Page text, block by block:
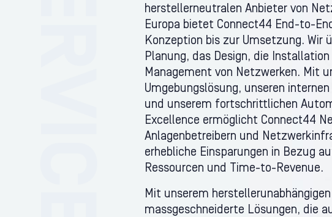
herstellerneutralen Anbieter von
Europa bietet Connect44 End-to-
Konzeption bis zur Umsetzung. Wir
Planung, das Design, die
Management von Netzwerken. Mit
Umgebungslösung, unseren
und unserem fortschrittlichen
Excellence ermöglicht Connect44
Anlagenbetreibern und
erhebliche Einsparungen in Bezug
Ressourcen und Time-to-Revenue.
Mit unserem
massgeschneiderte Lösungen, die